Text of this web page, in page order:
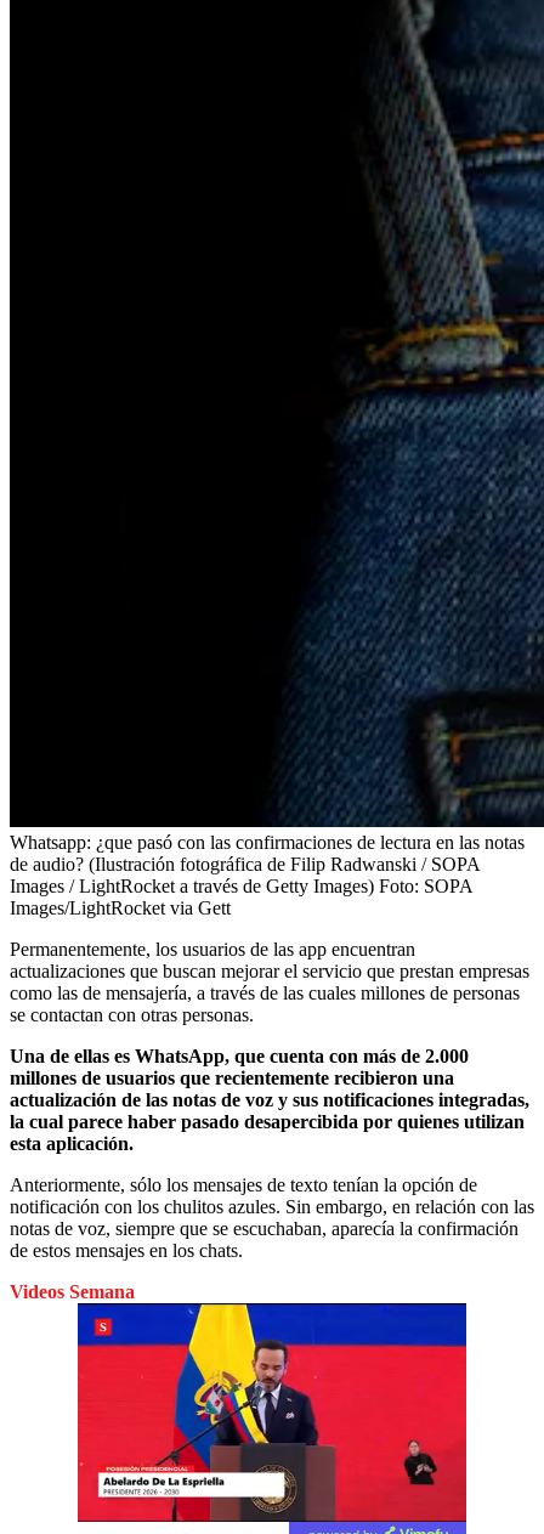
Whatsapp: ¿que pasó con las confirmaciones de lectura en las notas
de audio? (Ilustración fotográfica de Filip Radwanski / SOPA
Images / LightRocket a través de Getty Images) Foto: SOPA
Images/LightRocket via Gett
Permanentemente, los usuarios de las app encuentran
actualizaciones que buscan mejorar el servicio que prestan empresas
como las de mensajería, a través de las cuales millones de personas
se contactan con otras personas.
Una de ellas es WhatsApp, que cuenta con más de 2.000
millones de usuarios que recientemente recibieron una
actualización de las notas de voz y sus notificaciones integradas,
la cual parece haber pasado desapercibida por quienes utilizan
esta aplicación.
Anteriormente, sólo los mensajes de texto tenían la opción de
notificación con los chulitos azules. Sin embargo, en relación con las
notas de voz, siempre que se escuchaban, aparecía la confirmación
de estos mensajes en los chats.
Videos Semana